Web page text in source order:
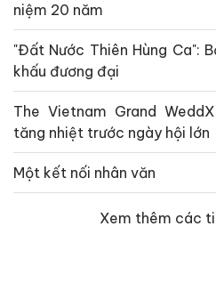
niệm 20 năm
"Đất Nước Thiên Hùng Ca":
khấu đương đại
The Vietnam Grand
tăng nhiệt trước ngày hội lớn
Một kết nối nhân văn
Xem thêm các